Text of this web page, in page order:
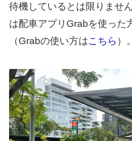
待機しているとは限りませ
は配車アプリGrabを使った
（Grabの使い方はこちら ）。